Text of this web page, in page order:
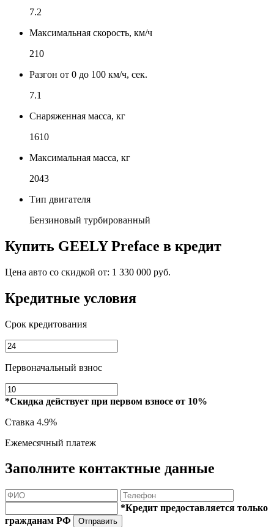
7.2
Максимальная скорость, км/ч
210
Разгон от 0 до 100 км/ч, сек.
7.1
Снаряженная масса, кг
1610
Максимальная масса, кг
2043
Тип двигателя
Бензиновый турбированный
Купить GEELY Preface в кредит
Цена авто со скидкой от: 1 330 000 руб.
Кредитные условия
Срок кредитования
Первоначальный взнос
*Скидка действует при первом взносе от 10%
Ставка 4.9%
Ежемесячный платеж
Заполните контактные данные
*Кредит предоставляется только
гражданам РФ
Отправить